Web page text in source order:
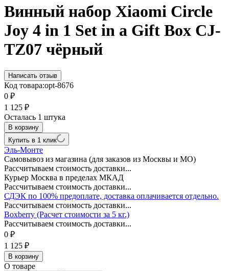
Винный набор Xiaomi Circle
Joy 4 in 1 Set in a Gift Box CJ-
TZ07 чёрный
Написать отзыв
Код товара:opt-8676
0 ₽
1 125 ₽
Осталась 1 штука
В корзину
Купить в 1 клик
Эль-Монте
Самовывоз из магазина (для заказов из Москвы и МО)
Рассчитываем стоимость доставки...
Курьер Москва в пределах МКАД
Рассчитываем стоимость доставки...
СДЭК по 100% предоплате, доставка оплачивается отдельно.
Рассчитываем стоимость доставки...
Boxberry (Расчет стоимости за 5 кг.)
Рассчитываем стоимость доставки...
0 ₽
1 125 ₽
В корзину
О товаре